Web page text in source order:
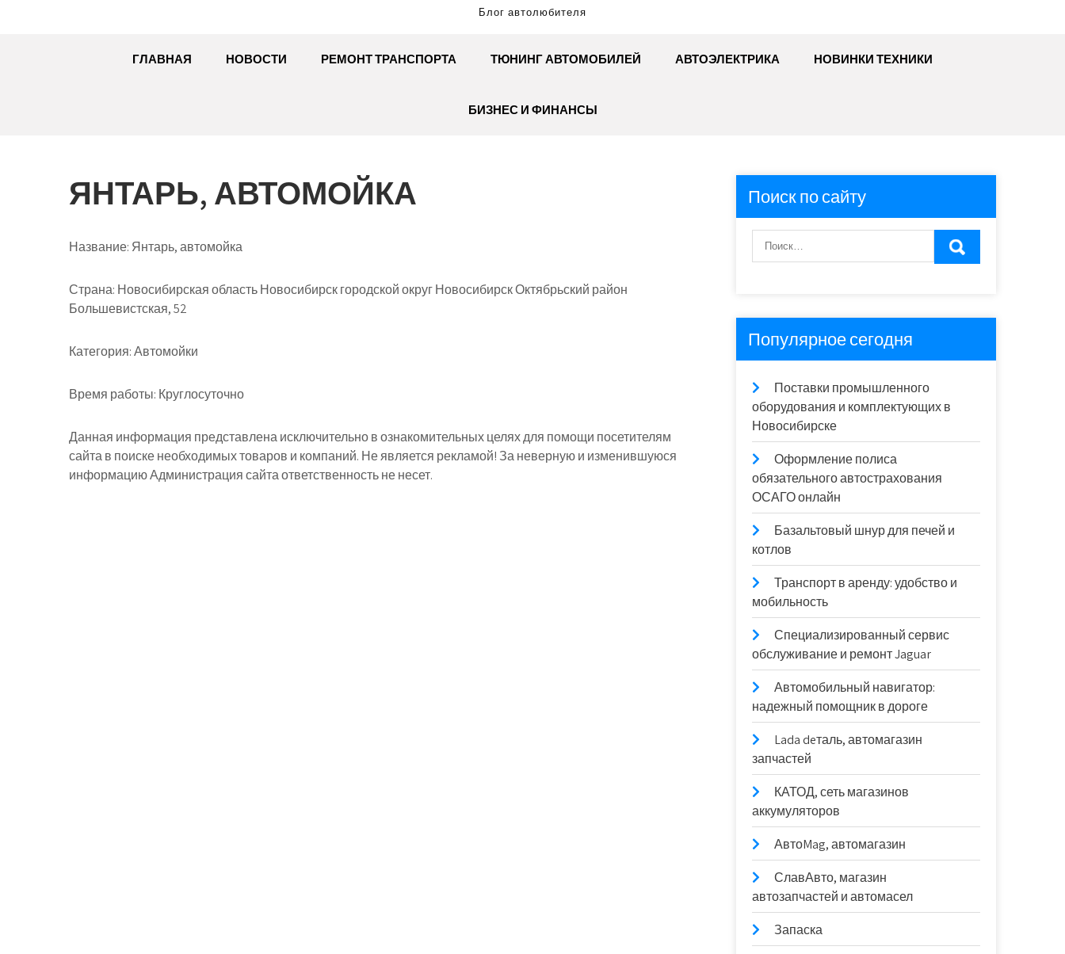
Блог автолюбителя
ГЛАВНАЯ НОВОСТИ РЕМОНТ ТРАНСПОРТА ТЮНИНГ АВТОМОБИЛЕЙ АВТОЭЛЕКТРИКА НОВИНКИ ТЕХНИКИ
БИЗНЕС И ФИНАНСЫ
ЯНТАРЬ, АВТОМОЙКА
Название: Янтарь, автомойка
Страна: Новосибирская область Новосибирск городской округ Новосибирск Октябрьский район
Большевистская, 52
Категория:Автомойки
Время работы: Круглосуточно
Данная информация представлена исключительно в ознакомительных целях для помощи посетителям
сайта в поиске необходимых товаров и компаний. Не является рекламой! За неверную и изменившуюся
информацию Администрация сайта ответственность не несет.
Поиск по сайту
Популярное сегодня
Поставки промышленного
оборудования и комплектующих в
Новосибирске
Оформление полиса
обязательного автострахования
ОСАГО онлайн
Базальтовый шнур для печей и
котлов
Транспорт в аренду: удобство и
мобильность
Специализированный сервис
обслуживание и ремонт Jaguar
Автомобильный навигатор:
надежный помощник в дороге
Lada deталь, автомагазин
запчастей
КАТОД, сеть магазинов
аккумуляторов
АвтоMag, автомагазин
СлавАвто, магазин
автозапчастей и автомасел
Запаска